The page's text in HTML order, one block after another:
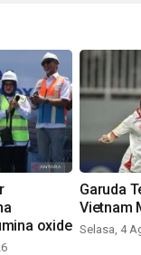
oxide
Garuda
Vietnam
Selasa, 4